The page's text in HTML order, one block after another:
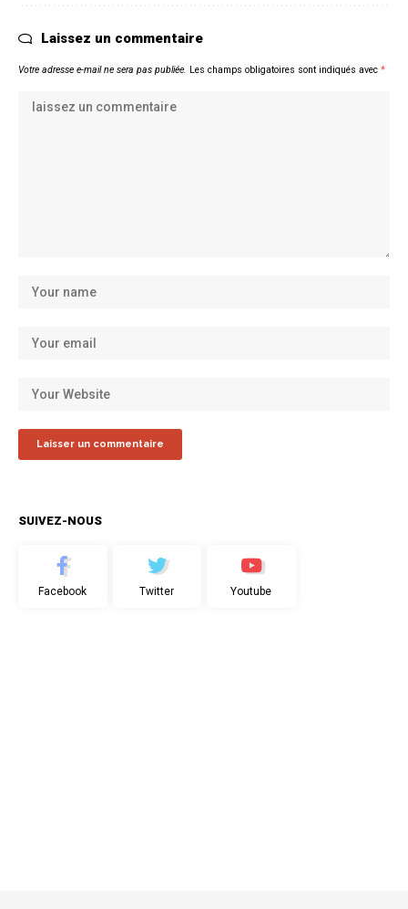
Laissez un commentaire
Votre adresse e-mail ne sera pas publiée. Les champs obligatoires sont indiqués avec *
SUIVEZ-NOUS
Facebook Twitter Youtube